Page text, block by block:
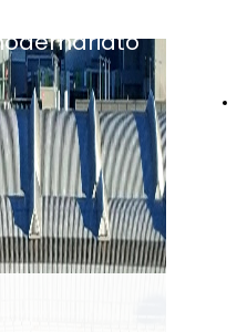
HOME